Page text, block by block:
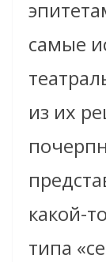
самые
из их
какой-
типа